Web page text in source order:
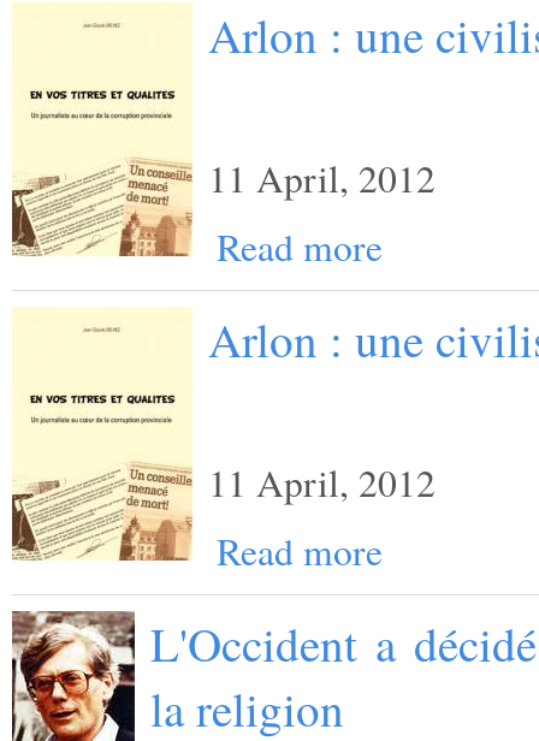
Arlon : une
11 April, 2012
Read more
Arlon : une
11 April, 2012
Read more
L'Occident a
la religion